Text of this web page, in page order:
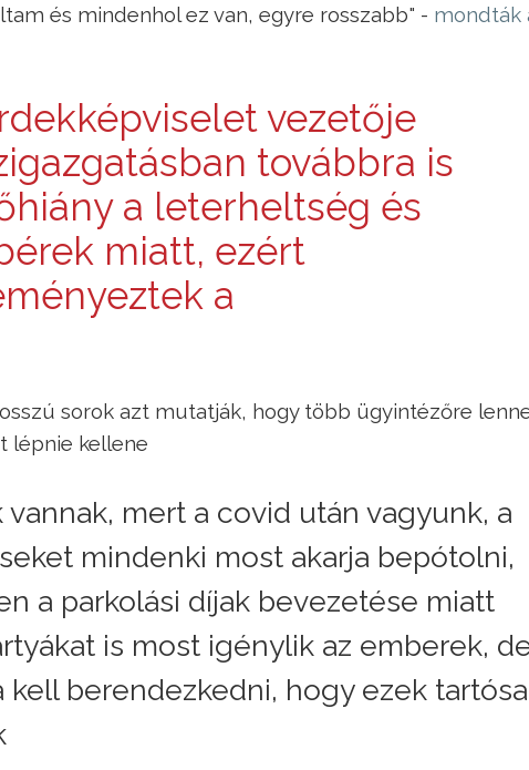
és mindenhol ez van, egyre rosszabb" - mondták
vezetője
továbbra is
a leterheltség és
miatt, ezért
a
sorok azt mutatják, hogy több ügyintézőre
lépnie kellene
mert a covid után vagyunk, a
mindenki most akarja bepótolni,
a parkolási díjak bevezetése miatt
is most igénylik az emberek,
kell berendezkedni, hogy ezek